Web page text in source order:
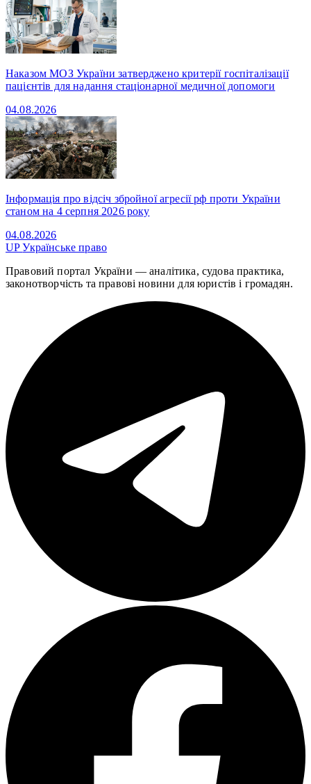
Наказом МОЗ України затверджено критерії госпіталізації
пацієнтів для надання стаціонарної медичної допомоги
04.08.2026
Інформація про відсіч збройної агресії рф проти України
станом на 4 серпня 2026 року
04.08.2026
UPУкраїнське право
Правовий портал України — аналітика, судова практика,
законотворчість та правові новини для юристів і громадян.